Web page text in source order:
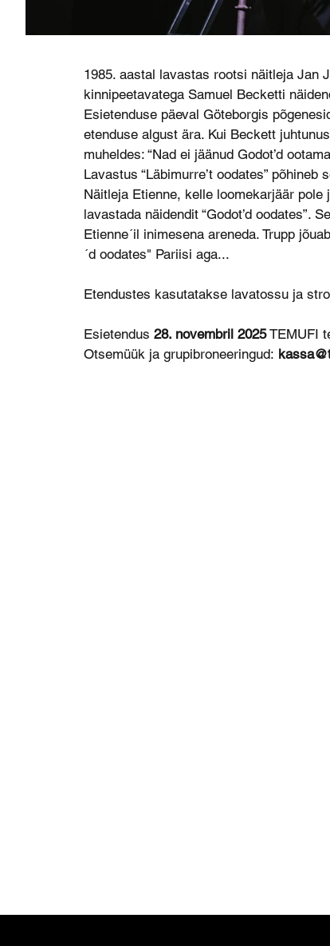
1985. aastal lavastas rootsi näitleja Jan
kinnipeetavatega Samuel Becketti
Esietenduse päeval Göteborgis
etenduse algust ära. Kui Beckett
muheldes: “Nad ei jäänud Godot’d
Lavastus “Läbimurre’t oodates”
Näitleja Etienne, kelle loomekarjäär
lavastada näidendit “Godot’d oodates”.
Etienne´il inimesena areneda. Trupp
´d oodates" Pariisi aga...
Etendustes kasutatakse lavatossu ja
Esietendus 28. novembril 2025TEMUFI
Otsemüük ja grupibroneeringud: